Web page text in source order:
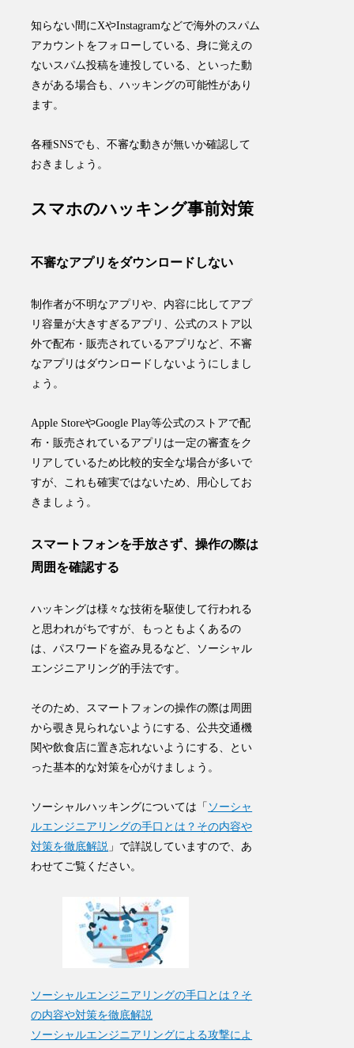
知らない間にXやInstagramなどで海外のスパム
アカウントをフォローしている、身に覚えの
ないスパム投稿を連投している、といった動
きがある場合も、ハッキングの可能性があり
ます。
各種SNSでも、不審な動きが無いか確認して
おきましょう。
スマホのハッキング事前対策
不審なアプリをダウンロードしない
制作者が不明なアプリや、内容に比してアプ
リ容量が大きすぎるアプリ、公式のストア以
外で配布・販売されているアプリなど、不審
なアプリはダウンロードしないようにしまし
ょう。
Apple StoreやGoogle Play等公式のストアで配
布・販売されているアプリは一定の審査をク
リアしているため比較的安全な場合が多いで
すが、これも確実ではないため、用心してお
きましょう。
スマートフォンを手放さず、操作の際は
周囲を確認する
ハッキングは様々な技術を駆使して行われる
と思われがちですが、もっともよくあるの
は、パスワードを盗み見るなど、ソーシャル
エンジニアリング的手法です。
そのため、スマートフォンの操作の際は周囲
から覗き見られないようにする、公共交通機
関や飲食店に置き忘れないようにする、とい
った基本的な対策を心がけましょう。
ソーシャルハッキングについては「 ソーシャ
ルエンジニアリングの手口とは？その内容や
対策を徹底解説 」で詳説していますので、あ
わせてご覧ください。
ソーシャルエンジニアリングの手口とは？そ
の内容や対策を徹底解説
ソーシャルエンジニアリングによる攻撃によ